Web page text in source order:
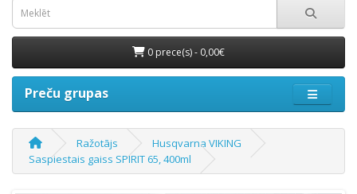
0 prece(s) - 0,00€
Preču grupas
Ražotājs
Husqvarna VIKING
Saspiestais gaiss SPIRIT 65, 400ml